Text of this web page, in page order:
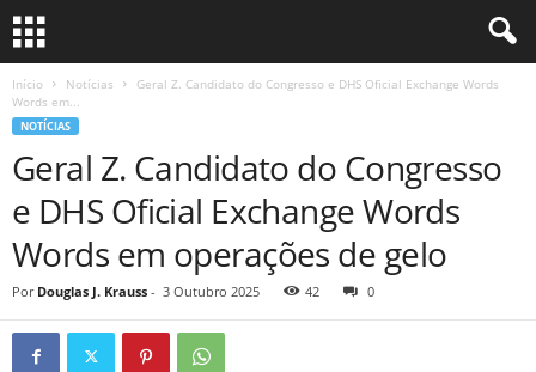
Início Notícias
Geral Z. Candidato do Congresso e DHS Oficial Exchange Words
Words em...
NOTÍCIAS
Geral Z. Candidato do Congresso
e DHS Oficial Exchange Words
Words em operações de gelo
Por Douglas J. Krauss - 3 Outubro 2025 42 0